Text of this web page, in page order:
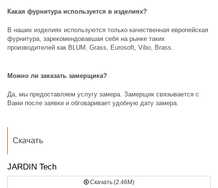
Какая фурнитура используется в изделиях?
В наших изделиях используются только качественная европейская
фурнитура, зарекомендовавшая себя на рынке таких
производителей как BLUM, Grass, Eurosoft, Vibo, Brass.
Можно ли заказать замерщика?
Да, мы предоставляем услугу замера. Замерщик связывается с
Вами после заявки и обговаривает удобную дату замера.
Скачать
JARDIN Tech
Скачать (2.46M)